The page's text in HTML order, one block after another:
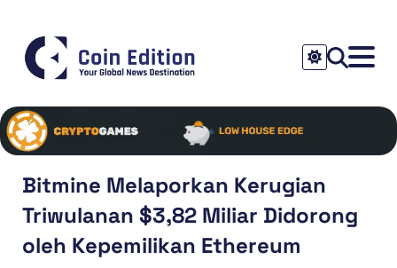
Bitmine Melaporkan Kerugian
Triwulanan $3,82 Miliar Didorong
oleh Kepemilikan Ethereum